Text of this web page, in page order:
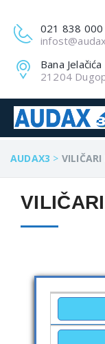
021 838 000
Bana
21204
AUDAX3 >